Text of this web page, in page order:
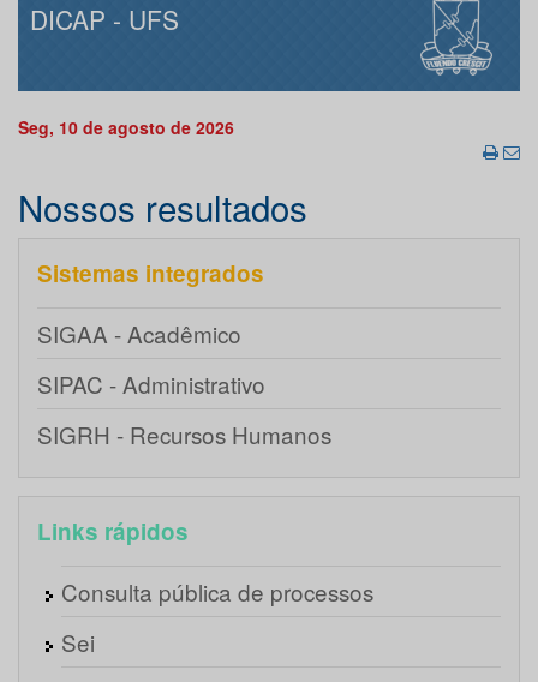
DICAP - UFS
Seg, 10 de agosto de 2026
Nossos resultados
Sistemas integrados
SIGAA - Acadêmico
SIPAC - Administrativo
SIGRH - Recursos Humanos
Links rápidos
Consulta pública de processos
Sei